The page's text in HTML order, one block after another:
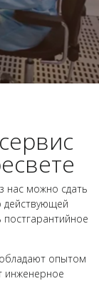
нас можно сдать
действующей
опытом
инженерное